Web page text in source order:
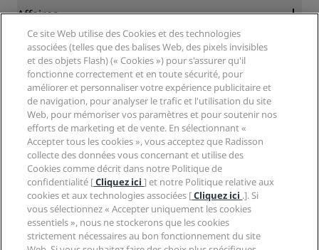
Blog
Nouveaux et futurs hôtels
Application Radisson Hotels
Hôtels adaptés aux sportifs
Hôtels adaptés aux Familles
Santé et sécurité
Partenaires
Agents de voyages
Affaires
Radisson Hotel Group
Médias
Carrières RHG
Carrières PPHE
Carrières EHL
The Club by RHG
Opportunités de développement
Entreprise responsable
Approvisionnement
Légal
Centre de confidentialité
Mentions légales
Conditions générales Radisson Rewards
Contrat d’utilisation du site
Accessibilité numérique
Déclaration sur l’esclavage moderne
Aide
Avis aux consommateurs
Contact
FAQ
Plan du site
Médias sociaux
Marques Radisson Hotels
Ce site Web utilise des Cookies et des technologies
associées (telles que des balises Web, des pixels invisibles
et des objets Flash) (« Cookies ») pour s'assurer qu'il
fonctionne correctement et en toute sécurité, pour
améliorer et personnaliser votre expérience publicitaire et
de navigation, pour analyser le trafic et l'utilisation du site
Web, pour mémoriser vos paramètres et pour soutenir nos
efforts de marketing et de vente. En sélectionnant «
Accepter tous les cookies », vous acceptez que Radisson
collecte des données vous concernant et utilise des
Cookies comme décrit dans notre Politique de
confidentialité [Cliquez ici] et notre Politique relative aux
cookies et aux technologies associées [Cliquez ici .]. Si
vous sélectionnez « Accepter uniquement les cookies
essentiels », nous ne stockerons que les cookies
strictement nécessaires au bon fonctionnement du site